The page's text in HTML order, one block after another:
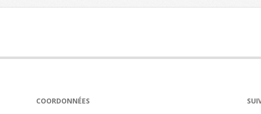
COORDONNÉES